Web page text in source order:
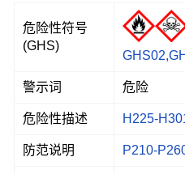
危险性符号
(GHS)
警示词 危险
危险性描述 H225-
防范说明 P210-